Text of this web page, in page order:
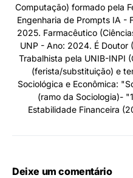
Computação) formado pela
Engenharia de Prompts IA -
2025. Farmacêutico
UNP - Ano: 2024. É Doutor
Trabalhista pela UNIB-INPI
(ferista/substituição) e
Sociológica e Econômica:
(ramo da Sociologia)-
Estabilidade Financeira
Deixe um comentário